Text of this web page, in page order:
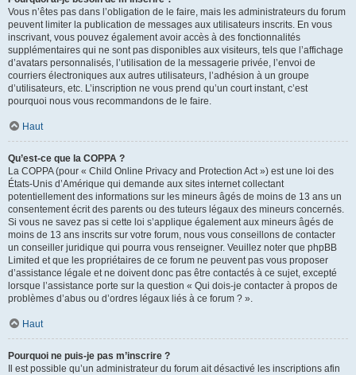
Vous n’êtes pas dans l’obligation de le faire, mais les administrateurs du forum
peuvent limiter la publication de messages aux utilisateurs inscrits. En vous
inscrivant, vous pouvez également avoir accès à des fonctionnalités
supplémentaires qui ne sont pas disponibles aux visiteurs, tels que l’affichage
d’avatars personnalisés, l’utilisation de la messagerie privée, l’envoi de
courriers électroniques aux autres utilisateurs, l’adhésion à un groupe
d’utilisateurs, etc. L’inscription ne vous prend qu’un court instant, c’est
pourquoi nous vous recommandons de le faire.
Haut
Qu’est-ce que la COPPA ?
La COPPA (pour « Child Online Privacy and Protection Act ») est une loi des
États-Unis d’Amérique qui demande aux sites internet collectant
potentiellement des informations sur les mineurs âgés de moins de 13 ans un
consentement écrit des parents ou des tuteurs légaux des mineurs concernés.
Si vous ne savez pas si cette loi s’applique également aux mineurs âgés de
moins de 13 ans inscrits sur votre forum, nous vous conseillons de contacter
un conseiller juridique qui pourra vous renseigner. Veuillez noter que phpBB
Limited et que les propriétaires de ce forum ne peuvent pas vous proposer
d’assistance légale et ne doivent donc pas être contactés à ce sujet, excepté
lorsque l’assistance porte sur la question « Qui dois-je contacter à propos de
problèmes d’abus ou d’ordres légaux liés à ce forum ? ».
Haut
Pourquoi ne puis-je pas m’inscrire ?
Il est possible qu’un administrateur du forum ait désactivé les inscriptions afin